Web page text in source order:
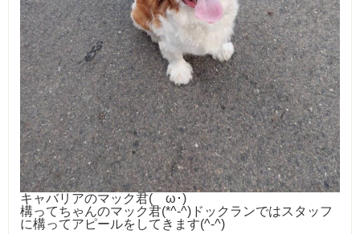
キャバリアのマック君(ゝ ω ･)
構ってちゃんのマック君(*^-^)ドックランではスタッフ
に構ってアピールをしてきます(^-^)